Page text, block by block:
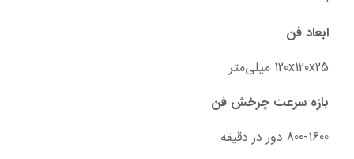
ابعاد فن
120x120x25 میلی‌متر
بازه سرعت چرخش فن
800-1600 دور در دقیقه